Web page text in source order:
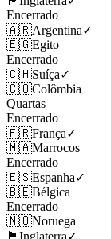
Encerrado
🇦🇷Argentina✓
🇪🇬Egito
Encerrado
🇨🇭Suíça✓
🇨🇴Colômbia
Quartas
Encerrado
🇫🇷França✓
🇲🇦Marrocos
Encerrado
🇪🇸Espanha✓
🇧🇪Bélgica
Encerrado
🇳🇴Noruega
🏴󠁧󠁢󠁥󠁮󠁧󠁿 Inglaterra✓